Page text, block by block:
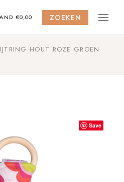
€0,00 ZOEKEN
HOUT ROZE GROEN
Save